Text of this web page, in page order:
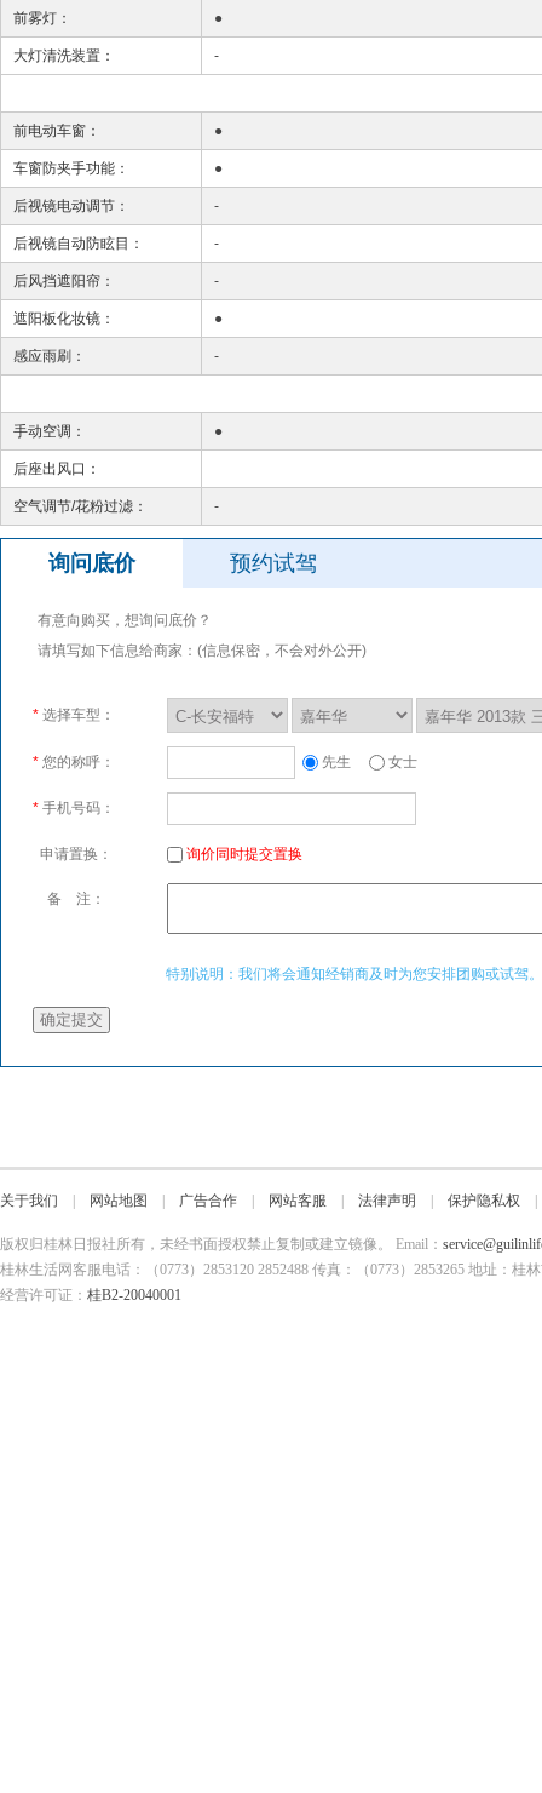
前雾灯： ●
大灯清洗装置： -
前电动车窗： ●
车窗防夹手功能： ●
后视镜电动调节： -
后视镜自动防眩目： -
后风挡遮阳帘： -
遮阳板化妆镜： ●
感应雨刷： -
手动空调： ●
后座出风口：
空气调节/花粉过滤： -
关于我们 网站地图 广告合作 网站客服 法律声明 保护隐私权
版权归桂林日报社所有，未经书面授权禁止复制或建立镜像。 Email：
桂林生活网客服电话：（0773）2853120 2852488 传真：（0773）2853265 地址：
经营许可证： 桂B2-20040001